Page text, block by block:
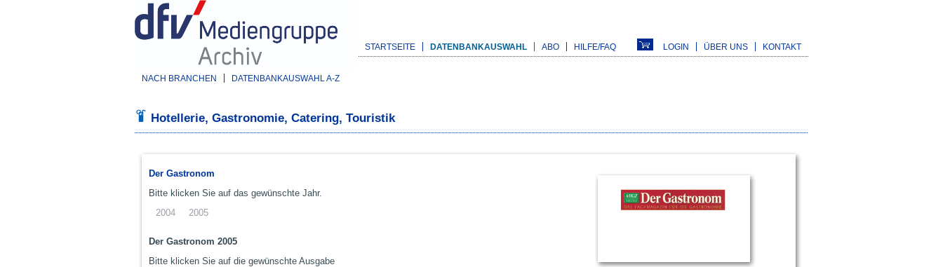
STARTSEITE DATENBANKAUSWAHL ABO HILFE/FAQ LOGIN ÜBER UNS KONTAKT
NACH BRANCHEN DATENBANKAUSWAHL A-Z
Hotellerie, Gastronomie, Catering, Touristik
Der Gastronom
Bitte klicken Sie auf das gewünschte Jahr.
2004
2005
Der Gastronom 2005
Bitte klicken Sie auf die gewünschte Ausgabe